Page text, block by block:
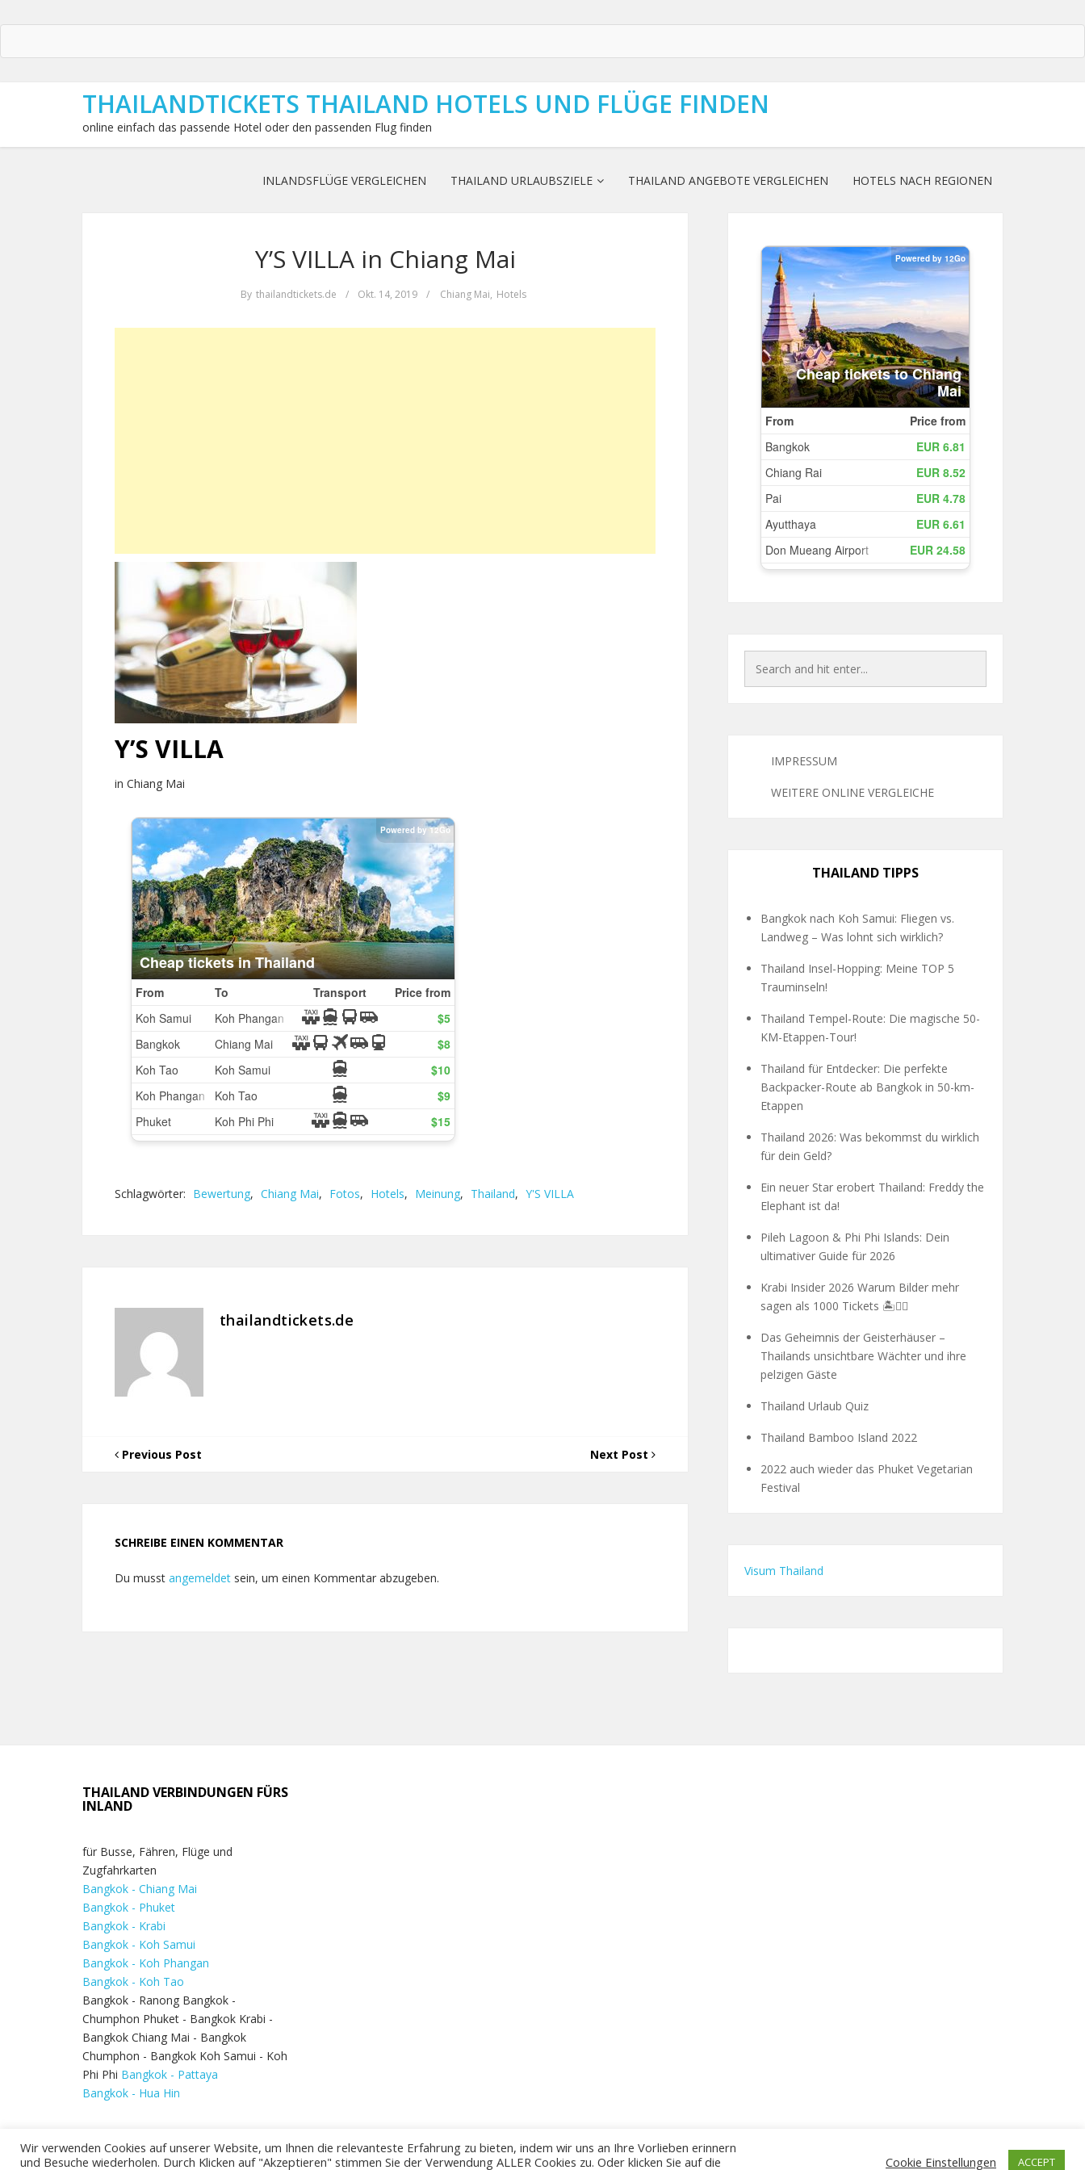
THAILANDTICKETS THAILAND HOTELS UND FLÜGE FINDEN
online einfach das passende Hotel oder den passenden Flug finden
INLANDSFLÜGE VERGLEICHEN THAILAND URLAUBSZIELE THAILAND ANGEBOTE VERGLEICHEN HOTELS NACH REGIONEN
Y’S VILLA in Chiang Mai
By thailandtickets.de / Okt. 14, 2019 / Chiang Mai, Hotels
Y’S VILLA
in Chiang Mai
Schlagwörter: Bewertung, Chiang Mai, Fotos, Hotels, Meinung, Thailand, Y'S VILLA
thailandtickets.de
Previous Post Next Post
SCHREIBE EINEN KOMMENTAR
Du musst angemeldet sein, um einen Kommentar abzugeben.
IMPRESSUM
WEITERE ONLINE VERGLEICHE
THAILAND TIPPS
Bangkok nach Koh Samui: Fliegen vs.
Landweg – Was lohnt sich wirklich?
Thailand Insel-Hopping: Meine TOP 5
Trauminseln!
Thailand Tempel-Route: Die magische 50-
KM-Etappen-Tour!
Thailand für Entdecker: Die perfekte
Backpacker-Route ab Bangkok in 50-km-
Etappen
Thailand 2026: Was bekommst du wirklich
für dein Geld?
Ein neuer Star erobert Thailand: Freddy the
Elephant ist da!
Pileh Lagoon & Phi Phi Islands: Dein
ultimativer Guide für 2026
Krabi Insider 2026 Warum Bilder mehr
sagen als 1000 Tickets 🏝️🧗‍♂️
Das Geheimnis der Geisterhäuser –
Thailands unsichtbare Wächter und ihre
pelzigen Gäste
Thailand Urlaub Quiz
Thailand Bamboo Island 2022
2022 auch wieder das Phuket Vegetarian
Festival
Visum Thailand
THAILAND VERBINDUNGEN FÜRS
INLAND
für Busse, Fähren, Flüge und
Zugfahrkarten
Bangkok - Chiang Mai
Bangkok - Phuket
Bangkok - Krabi
Bangkok - Koh Samui
Bangkok - Koh Phangan
Bangkok - Koh Tao
Bangkok - Ranong Bangkok -
Chumphon Phuket - Bangkok Krabi -
Bangkok Chiang Mai - Bangkok
Chumphon - Bangkok Koh Samui - Koh
Phi Phi Bangkok - Pattaya
Bangkok - Hua Hin
Wir verwenden Cookies auf unserer Website, um Ihnen die relevanteste Erfahrung zu bieten, indem wir uns an Ihre Vorlieben erinnern
und Besuche wiederholen. Durch Klicken auf "Akzeptieren" stimmen Sie der Verwendung ALLER Cookies zu. Oder klicken Sie auf die
Cookie Einstellungen ACCEPT